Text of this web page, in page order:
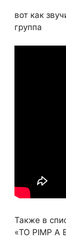
вот как
группа
Также в
«TO PIMP A